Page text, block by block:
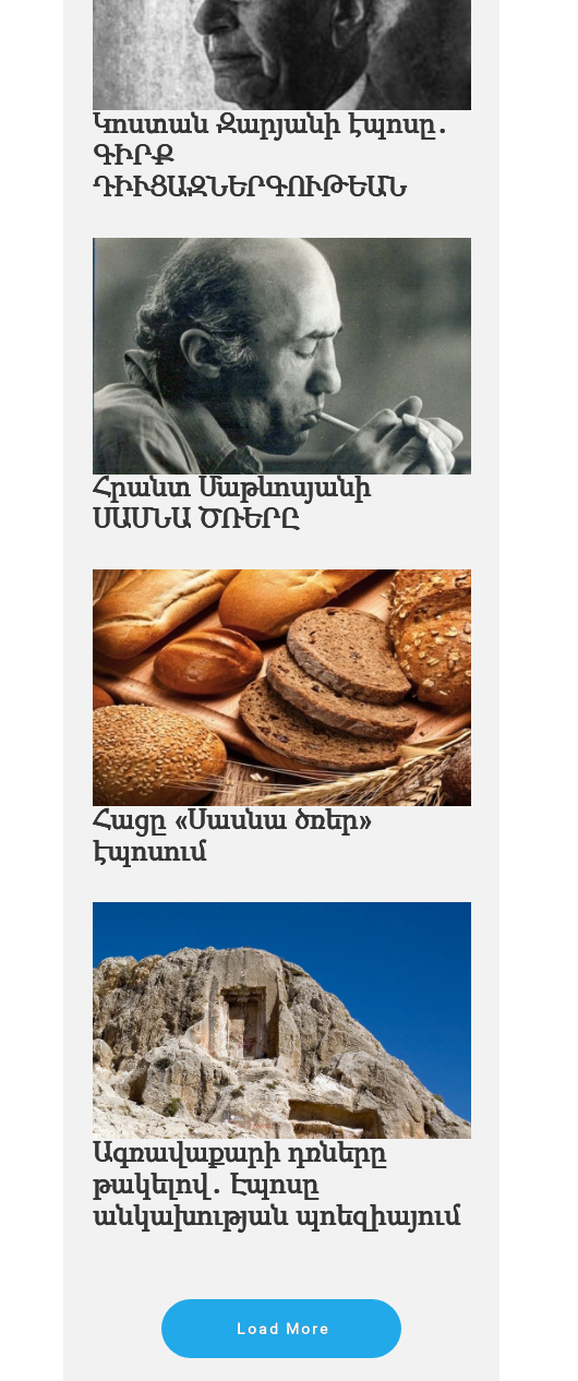
Կոստան Զարյանի էպոսը․
ԳԻՐՔ
ԴԻՒՑԱԶՆԵՐԳՈՒԹԵԱՆ
Հրանտ Մաթևոսյանի
ՍԱՍՆԱ ԾՌԵՐԸ
Հացը «Սասնա ծռեր»
էպոսում
Ագռավաքարի դռները
թակելով․ Էպոսը
անկախության պոեզիայում
Load More